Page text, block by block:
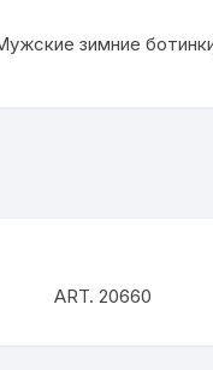
зимние
ART. 20660